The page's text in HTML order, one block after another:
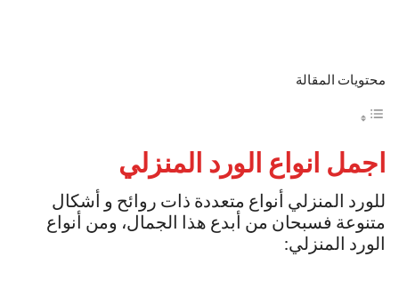
محتويات المقالة
اجمل انواع الورد المنزلي
للورد المنزلي أنواع متعددة ذات روائح و أشكال
متنوعة فسبحان من أبدع هذا الجمال، ومن أنواع
الورد المنزلي: